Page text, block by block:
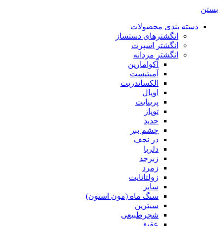
بستن
دسته بندی محصولات
انگشترهای دستساز
انگشتر اسپرت
انگشتر مردانه
آکوامارین
آمیتیست
الکساندریت
اوپال
پرینایت
توپاز
حدید
چشم ببر
در نجف
دلربا
زبرجد
زمرد
زولتانایت
سایر
سنگ ماه (مون استون)
سیترین
شجرطبیعی